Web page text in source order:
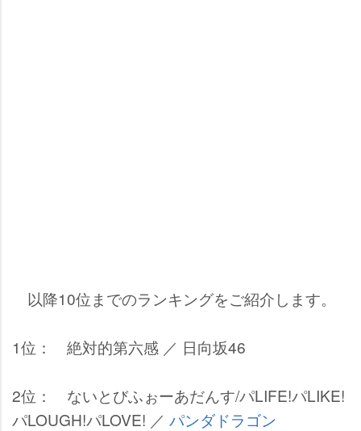
以降10位までのランキングをご紹介します。
1位： 絶対的第六感 ／ 日向坂46
2位： ないとびふぉーあだんす/パLIFE!パLIKE!
パLOUGH!パLOVE! ／ パンダドラゴン